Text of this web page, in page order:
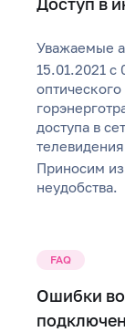
Уважаемые
15.01.2021 с
доступа в
Приносим
неудобства.
FAQ
Ошибки